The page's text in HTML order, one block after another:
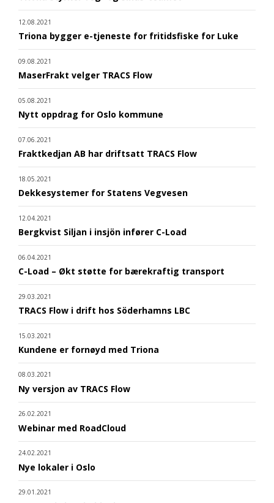
12.08.2021
Triona bygger e-tjeneste for fritidsfiske for Luke
09.08.2021
MaserFrakt velger TRACS Flow
05.08.2021
Nytt oppdrag for Oslo kommune
07.06.2021
Fraktkedjan AB har driftsatt TRACS Flow
18.05.2021
Dekkesystemer for Statens Vegvesen
12.04.2021
Bergkvist Siljan i insjön infører C-Load
06.04.2021
C-Load – Økt støtte for bærekraftig transport
29.03.2021
TRACS Flow i drift hos Söderhamns LBC
15.03.2021
Kundene er fornøyd med Triona
08.03.2021
Ny versjon av TRACS Flow
26.02.2021
Webinar med RoadCloud
24.02.2021
Nye lokaler i Oslo
29.01.2021